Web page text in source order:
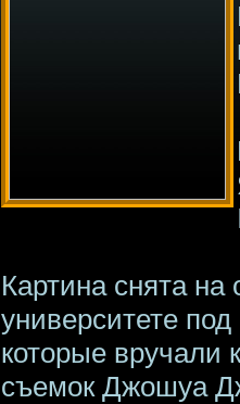
Картина снята на
университете
которые
съемок Джошуа